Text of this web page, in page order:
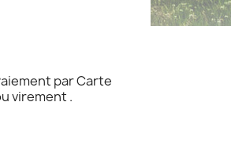
par Carte
virement .